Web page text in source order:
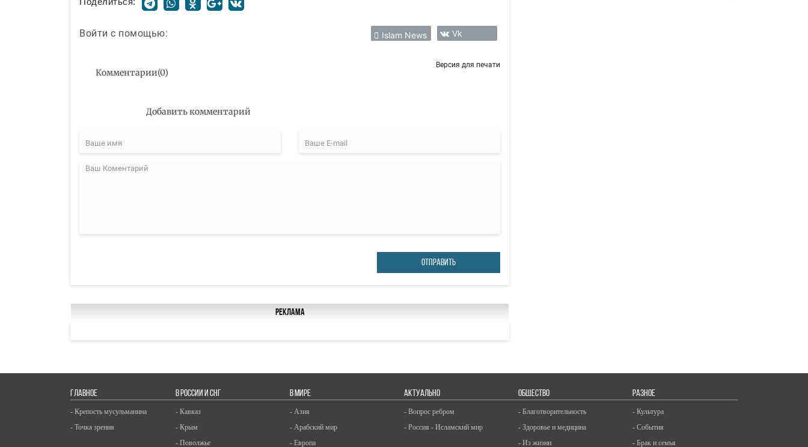
Войти с помощью: Islam News Vk
Комментарии(0)
Версия для печати
Добавить комментарий
ОТПРАВИТЬ
Реклама
ГЛАВНОЕ
- Крепость мусульманина
- Точка зрения
В РОССИИ И СНГ
- Кавказ
- Крым
- Поволжье
В МИРЕ
- Азия
- Арабский мир
- Европа
АКТУАЛЬНО
- Вопрос ребром
- Россия - Исламский мир
ОБЩЕСТВО
- Благотворительность
- Здоровье и медицина
- Из жизни
РАЗНОЕ
- Культура
- События
- Брак и семья